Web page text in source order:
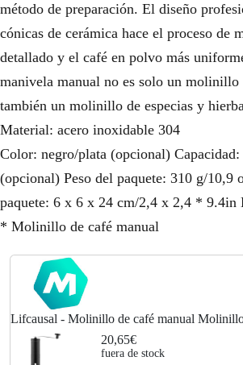
método de preparación. El diseño
cónicas de cerámica hace el proceso de
detallado y el café en polvo más
manivela manual no es solo un molinillo
también un molinillo de especias y
Material: acero inoxidable 304
Color: negro/plata (opcional)
(opcional) Peso del paquete: 310 g/10,9
paquete: 6 x 6 x 24 cm/2,4 x 2,4 * 9.4in
* Molinillo de café manual
Lifcausal - Molinillo de café manual
portátil con ajuste ajustable Molinillo cónico
20,65€
fuera de stock